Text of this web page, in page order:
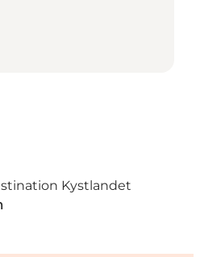
Kystlandet